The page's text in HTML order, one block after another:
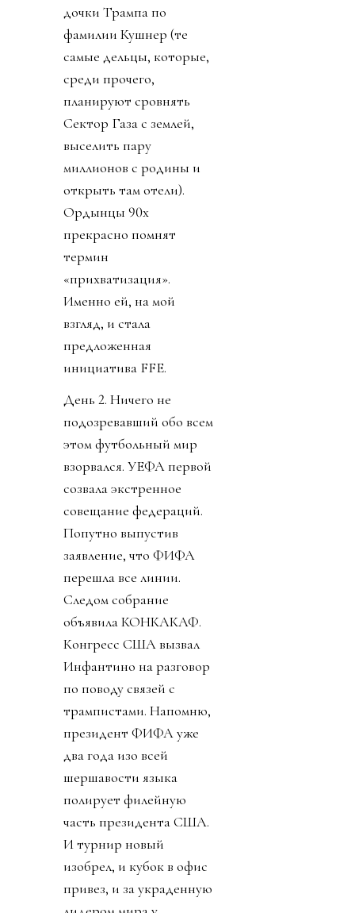
дочки Трампа по
фамилии Кушнер (те
самые дельцы, которые,
среди прочего,
планируют сровнять
Сектор Газа с землей,
выселить пару
миллионов с родины и
открыть там отели).
Ордынцы 90х
прекрасно помнят
термин
«прихватизация».
Именно ей, на мой
взгляд, и стала
предложенная
инициатива FFE.
День 2. Ничего не
подозревавший обо всем
этом футбольный мир
взорвался. УЕФА первой
созвала экстренное
совещание федераций.
Попутно выпустив
заявление, что ФИФА
перешла все линии.
Следом собрание
объявила КОНКАКАФ.
Конгресс США вызвал
Инфантино на разговор
по поводу связей с
трампистами. Напомню,
президент ФИФА уже
два года изо всей
шершавости языка
полирует филейную
часть президента США.
И турнир новый
изобрел, и кубок в офис
привез, и за украденную